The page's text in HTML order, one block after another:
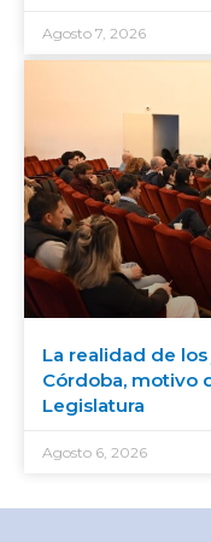
Agosto 7, 2026
La realidad de
Córdoba, motivo
Legislatura
Agosto 6, 2026